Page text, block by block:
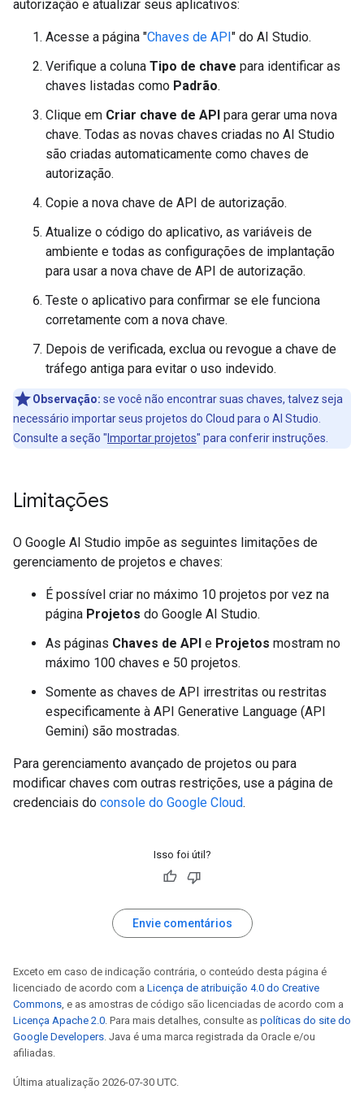
autorização e atualizar seus aplicativos:
Acesse a página "Chaves de API" do AI Studio.
Verifique a coluna Tipo de chave para identificar as
chaves listadas como Padrão.
Clique em Criar chave de API para gerar uma nova
chave. Todas as novas chaves criadas no AI Studio
são criadas automaticamente como chaves de
autorização.
Copie a nova chave de API de autorização.
Atualize o código do aplicativo, as variáveis de
ambiente e todas as configurações de implantação
para usar a nova chave de API de autorização.
Teste o aplicativo para confirmar se ele funciona
corretamente com a nova chave.
Depois de verificada, exclua ou revogue a chave de
tráfego antiga para evitar o uso indevido.
Observação: se você não encontrar suas chaves, talvez seja
necessário importar seus projetos do Cloud para o AI Studio.
Consulte a seção " Importar projetos" para conferir instruções.
Limitações
O Google AI Studio impõe as seguintes limitações de
gerenciamento de projetos e chaves:
É possível criar no máximo 10 projetos por vez na
página Projetos do Google AI Studio.
As páginas Chaves de API e Projetos mostram no
máximo 100 chaves e 50 projetos.
Somente as chaves de API irrestritas ou restritas
especificamente à API Generative Language (API
Gemini) são mostradas.
Para gerenciamento avançado de projetos ou para
modificar chaves com outras restrições, use a página de
credenciais do console do Google Cloud.
Isso foi útil?
Envie comentários
Exceto em caso de indicação contrária, o conteúdo desta página é
licenciado de acordo com a Licença de atribuição 4.0 do Creative
Commons, e as amostras de código são licenciadas de acordo com a
Licença Apache 2.0. Para mais detalhes, consulte as políticas do site do
Google Developers. Java é uma marca registrada da Oracle e/ou
afiliadas.
Última atualização 2026-07-30 UTC.